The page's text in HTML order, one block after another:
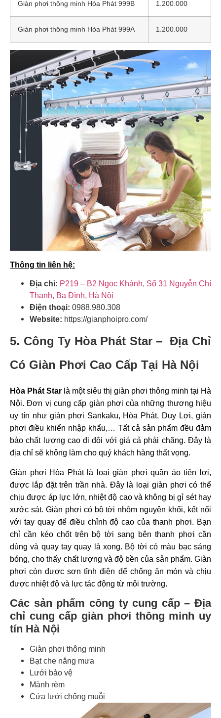
Giàn phơi thông minh Hòa Phát 999B 1.200.000
Giàn phơi thông minh Hòa Phát 999A 1.200.000
Thông tin liên hệ:
Địa chỉ: P219 – B2 Ngọc Khánh, Số 31 Nguyễn Chí
Thanh, Ba Đình, Hà Nội
Điện thoại: 0988.980.308
Website: https://gianphoipro.com/
5. Công Ty Hòa Phát Star –Địa Chỉ
Có Giàn Phơi Cao Cấp Tại Hà Nội
Hòa Phát Star là một siêu thị giàn phơi thông minh tại Hà
Nội. Đơn vị cung cấp giàn phơi của những thương hiệu
uy tín như giàn phơi Sankaku, Hòa Phát, Duy Lợi, giàn
phơi điều khiển nhập khẩu,… Tất cả sản phẩm đều đảm
bảo chất lượng cao đi đôi với giá cả phải chăng. Đây là
địa chỉ sẽ không làm cho quý khách hàng thất vọng.
Giàn phơi Hòa Phát là loại giàn phơi quần áo tiện lợi,
được lắp đặt trên trần nhà. Đây là loại giàn phơi có thể
chịu được áp lực lớn, nhiệt độ cao và không bị gỉ sét hay
xước sát. Giàn phơi có bộ tời nhôm nguyên khối, kết nối
với tay quay để điều chỉnh độ cao của thanh phơi. Bạn
chỉ cần kéo chốt trên bộ tời sang bên thanh phơi cần
dùng và quay tay quay là xong. Bộ tời có màu bạc sáng
bóng, cho thấy chất lượng và độ bền của sản phẩm. Giàn
phơi còn được sơn tĩnh điện để chống ăn mòn và chịu
được nhiệt độ và lực tác động từ môi trường.
Các sản phẩm công ty cung cấp – Địa
chỉ cung cấp giàn phơi thông minh uy
tín Hà Nội
Giàn phơi thông minh
Bạt che nắng mưa
Lưới bảo vệ
Mành rèm
Cửa lưới chống muỗi